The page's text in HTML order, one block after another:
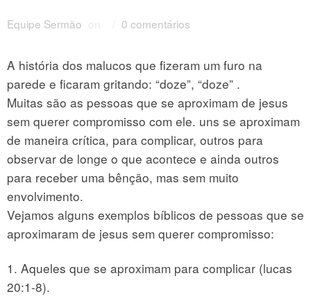
Equipe Sermão on 0 comentários
A história dos malucos que fizeram um furo na
parede e ficaram gritando: “doze”, “doze” .
Muitas são as pessoas que se aproximam de jesus
sem querer compromisso com ele. uns se aproximam
de maneira crítica, para complicar, outros para
observar de longe o que acontece e ainda outros
para receber uma bênção, mas sem muito
envolvimento.
Vejamos alguns exemplos bíblicos de pessoas que se
aproximaram de jesus sem querer compromisso:
1. Aqueles que se aproximam para complicar (lucas
20:1-8).